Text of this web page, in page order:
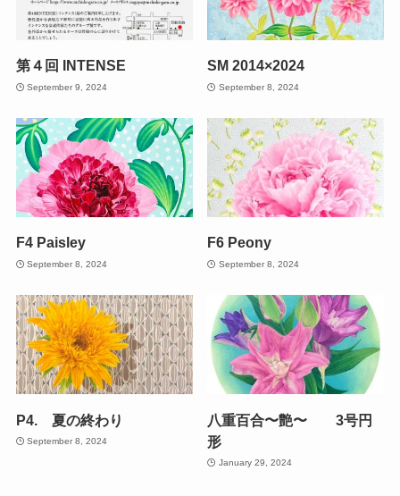
第４回 INTENSE
September 9, 2024
SM 2014×2024
September 8, 2024
F4 Paisley
September 8, 2024
F6 Peony
September 8, 2024
P4. 夏の終わり
September 8, 2024
八重百合〜艶〜 3号円
形
January 29, 2024